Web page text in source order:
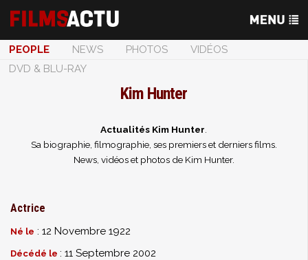
PEOPLE NEWS PHOTOS
VIDÉOS
DVD & BLU-RAY
Kim Hunter
Actualités Kim Hunter
Sa biographie, filmographie, ses premiers et derniers films.
News, vidéos et photos de Kim Hunter.
Actrice
Né le : 12 Novembre 1922
Décédé le : 11 Septembre 2002